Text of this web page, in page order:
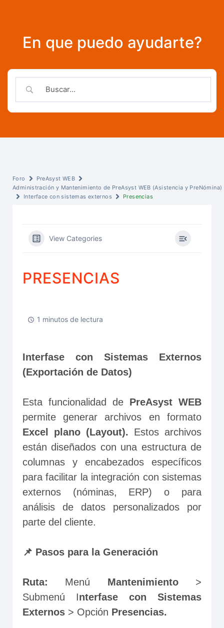
En que puedo ayudarte?
Foro
PreAsyst WEB
Administración y Mantenimiento de PreAsyst WEB (Asistencia y PreNómina)
Interface con sistemas externos
Presencias
View Categories
PRESENCIAS
1 minutos de lectura
Interfase con Sistemas Externos
(Exportación de Datos)
Esta funcionalidad de PreAsyst WEB
permite generar archivos en formato
Excel plano (Layout). Estos archivos
están diseñados con una estructura de
columnas y encabezados específicos
para facilitar la integración con sistemas
externos (nóminas, ERP) o para
análisis de datos personalizados por
parte del cliente.
📌 Pasos para la Generación
Ruta: Menú Mantenimiento >
Submenú Interfase con Sistemas
Externos > Opción Presencias.